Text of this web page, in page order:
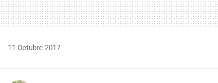
11 Octubre 2017